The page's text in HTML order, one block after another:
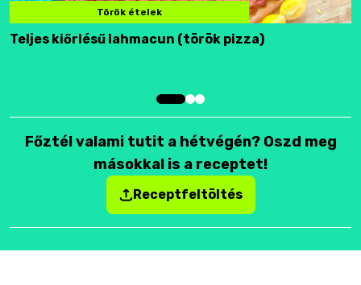
Török ételek
Teljes kiőrlésű lahmacun (török pizza)
Főztél valami tutit a hétvégén? Oszd meg
másokkal is a receptet!
Receptfeltöltés